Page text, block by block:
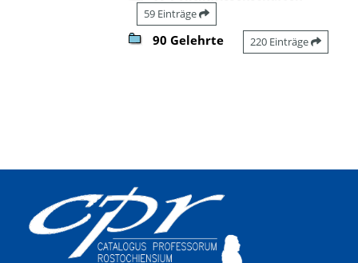
59 Einträge
90 Gelehrte 220 Einträge